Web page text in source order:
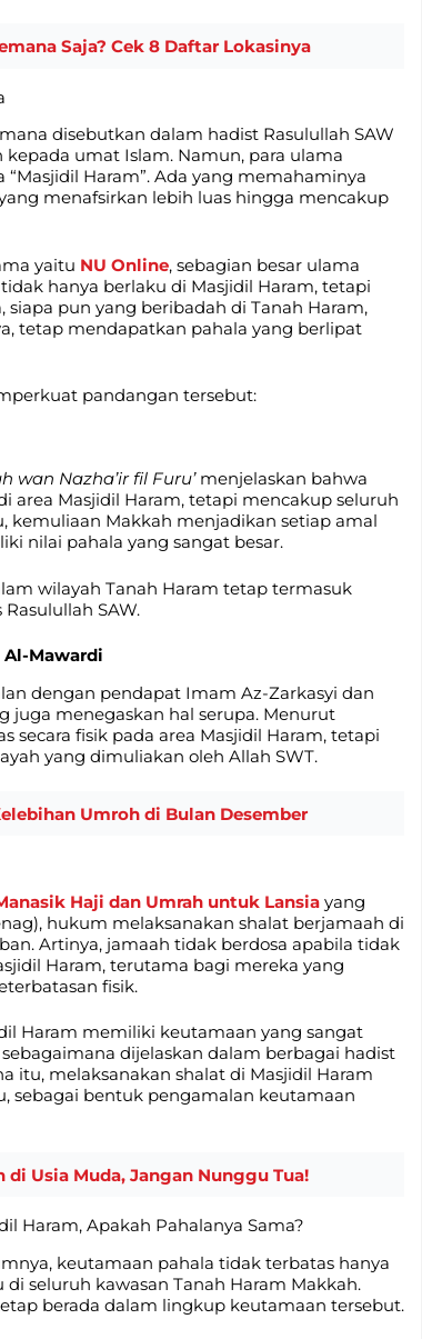
Saja? Cek 8 Daftar Lokasinya
disebutkan dalam hadist Rasulullah SAW
umat Islam. Namun, para ulama
Haram”. Ada yang memahaminya
menafsirkan lebih luas hingga mencakup
yaitu NU Online, sebagian besar ulama
hanya berlaku di Masjidil Haram, tetapi
pun yang beribadah di Tanah Haram,
tetap mendapatkan pahala yang berlipat
pandangan tersebut:
wan Nazha’ir fil Furu’menjelaskan bahwa
area Masjidil Haram, tetapi mencakup seluruh
kemuliaan Makkah menjadikan setiap amal
nilai pahala yang sangat besar.
wilayah Tanah Haram tetap termasuk
SAW.
Al-Mawardi
dengan pendapat Imam Az-Zarkasyi dan
juga menegaskan hal serupa. Menurut
secara fisik pada area Masjidil Haram, tetapi
yang dimuliakan oleh Allah SWT.
Umroh di Bulan Desember
Haji dan Umrah untuk Lansia yang
hukum melaksanakan shalat berjamaah di
Artinya, jamaah tidak berdosa apabila tidak
Haram, terutama bagi mereka yang
fisik.
Haram memiliki keutamaan yang sangat
dijelaskan dalam berbagai hadist
itu, melaksanakan shalat di Masjidil Haram
sebagai bentuk pengamalan keutamaan
di Usia Muda, Jangan Nunggu Tua!
Haram, Apakah Pahalanya Sama?
keutamaan pahala tidak terbatas hanya
seluruh kawasan Tanah Haram Makkah.
berada dalam lingkup keutamaan tersebut.